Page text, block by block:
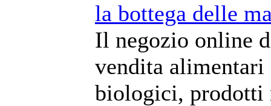
la bottega delle
Il negozio online
vendita
biologici, prodotti